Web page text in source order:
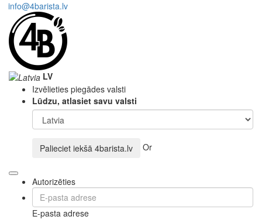
info@4barista.lv
LV
Izvēlieties piegādes valsti
Lūdzu, atlasiet savu valsti
Palieciet iekšā 4barista.lv Or
Autorizēties
E-pasta adrese